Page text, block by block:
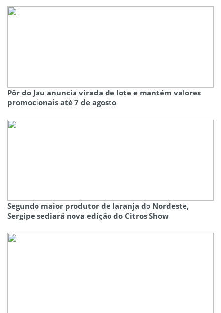
Pôr do Jau anuncia virada de lote e mantém valores
promocionais até 7 de agosto
Segundo maior produtor de laranja do Nordeste,
Sergipe sediará nova edição do Citros Show